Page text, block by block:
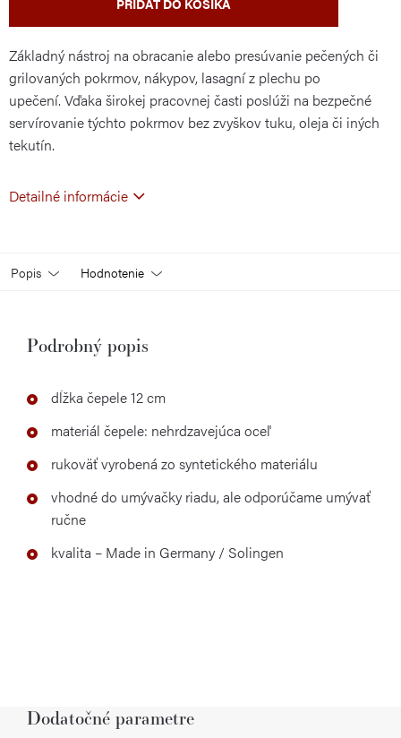
PRIDAŤ DO KOŠÍKA
Základný nástroj na obracanie alebo presúvanie pečených či
grilovaných pokrmov, nákypov, lasagní z plechu po
upečení. Vďaka širokej pracovnej časti poslúži na bezpečné
servírovanie týchto pokrmov bez zvyškov tuku, oleja či iných
tekutín.
Detailné informácie
Popis Hodnotenie
Podrobný popis
dĺžka čepele 12 cm
materiál čepele: nehrdzavejúca oceľ
rukoväť vyrobená zo syntetického materiálu
vhodné do umývačky riadu, ale odporúčame umývať
ručne
kvalita – Made in Germany / Solingen
Dodatočné parametre